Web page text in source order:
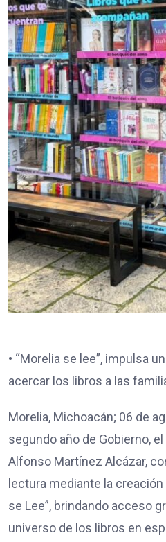
• “Morelia se lee”, impulsa
acercar los libros a las
Morelia, Michoacán; 06 de
segundo año de Gobierno,
Alfonso Martínez Alcázar,
lectura mediante la
se Lee”, brindando acceso
universo de los libros en